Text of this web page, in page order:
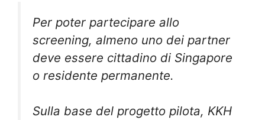
Per poter partecipare allo
screening, almeno uno dei partner
deve essere cittadino di Singapore
o residente permanente.
Sulla base del progetto pilota, KKH